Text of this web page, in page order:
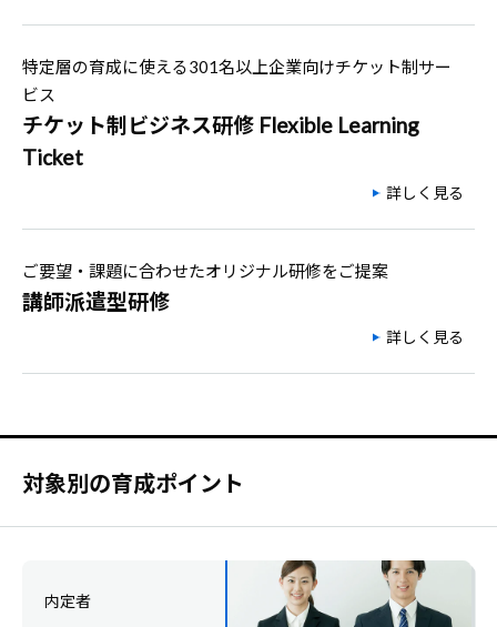
特定層の育成に使える301名以上企業向けチケット制サー
ビス
チケット制ビジネス研修 Flexible Learning
Ticket
詳しく見る
ご要望・課題に合わせたオリジナル研修をご提案
講師派遣型研修
詳しく見る
対象別の育成ポイント
内定者